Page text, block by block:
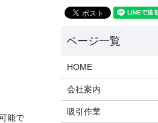
能で
HOME
会社案内
吸引作業